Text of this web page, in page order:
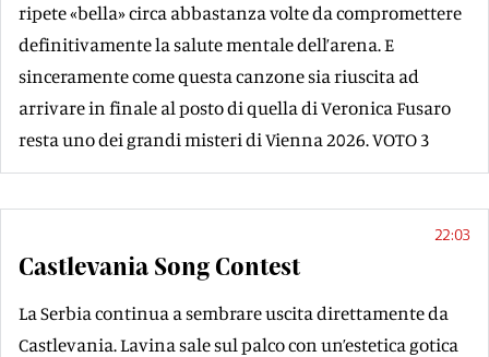
ripete «bella» circa abbastanza volte da compromettere
definitivamente la salute mentale dell’arena. E
sinceramente come questa canzone sia riuscita ad
arrivare in finale al posto di quella di Veronica Fusaro
resta uno dei grandi misteri di Vienna 2026. VOTO 3
22:03
Castlevania Song Contest
La Serbia continua a sembrare uscita direttamente da
Castlevania. Lavina sale sul palco con un’estetica gotica